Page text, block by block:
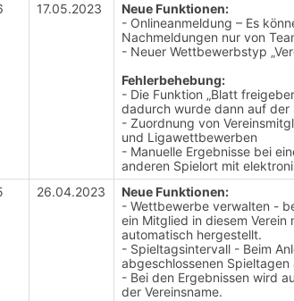
17.05.2023
Neue Funktionen:
- Onlineanmeldung – Es
Nachmeldungen nur von
- Neuer Wettbewerbstyp
Fehlerbehebung:
- Die Funktion „Blatt
dadurch wurde dann auf
- Zuordnung von
und Ligawettbewerben
- Manuelle Ergebnisse bei
anderen Spielort mit
26.04.2023
Neue Funktionen:
- Wettbewerbe verwalten -
ein Mitglied in diesem
automatisch hergestellt.
- Spieltagsintervall - Beim
abgeschlossenen
- Bei den Ergebnissen wird
der Vereinsname.